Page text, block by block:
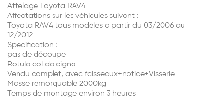
Attelage Toyota RAV4
Affectations sur les véhicules suivant :
Toyota RAV4 tous modèles a partir du 03/2006 au
12/2012
Specification :
pas de découpe
Rotule col de cigne
Vendu complet, avec faisseaux+notice+Visserie
Masse remorquable 2000kg
Temps de montage environ 3 heures